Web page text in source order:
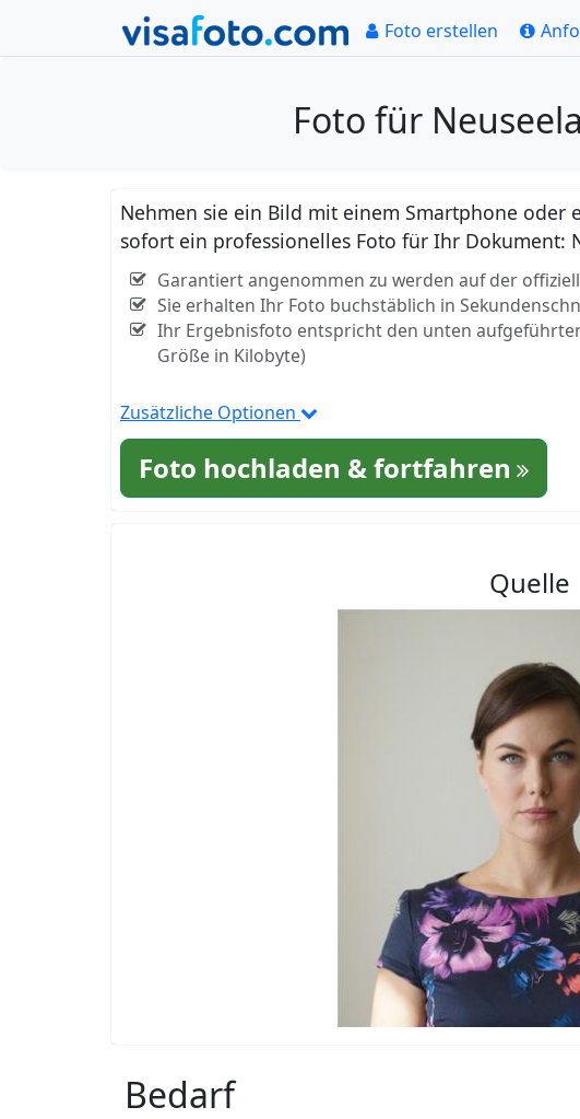
Foto erstellen
Foto für
Nehmen sie ein Bild mit einem Smartphone oder
sofort ein professionelles Foto für Ihr Dokument:
Garantiert angenommen zu werden auf der
Sie erhalten Ihr Foto buchstäblich in
Ihr Ergebnisfoto entspricht den unten
Größe in Kilobyte)
Zusätzliche Optionen
Foto hochladen & fortfahren
Quelle
Bedarf